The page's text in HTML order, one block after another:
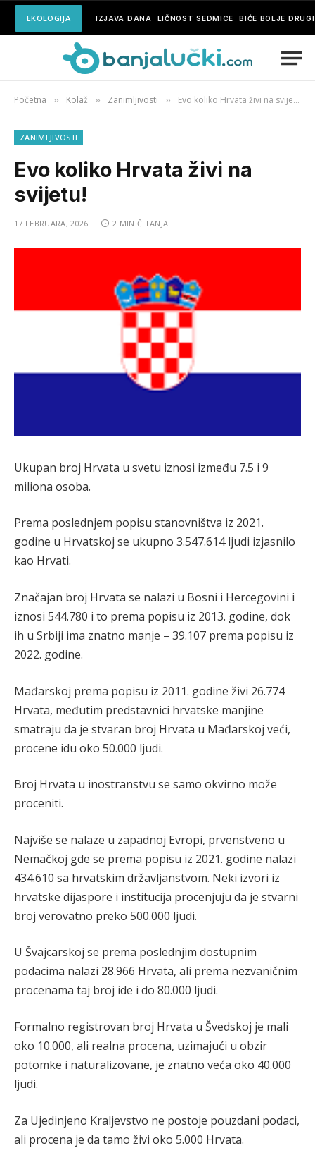
EKOLOGIJA IZJAVA DANA LIČNOST SEDMICE BIĆE BOLJE
Početna » Kolaž » Zanimljivosti » Evo koliko Hrvata živi na svijetu!
ZANIMLJIVOSTI
Evo koliko Hrvata živi na
svijetu!
17 FEBRUARA, 2026 2 MIN ČITANJA
Ukupan broj Hrvata u svetu iznosi između 7.5 i 9
miliona osoba.
Prema poslednjem popisu stanovništva iz 2021.
godine u Hrvatskoj se ukupno 3.547.614 ljudi izjasnilo
kao Hrvati.
Značajan broj Hrvata se nalazi u Bosni i Hercegovini i
iznosi 544.780 i to prema popisu iz 2013. godine, dok
ih u Srbiji ima znatno manje – 39.107 prema popisu iz
2022. godine.
Mađarskoj prema popisu iz 2011. godine živi 26.774
Hrvata, međutim predstavnici hrvatske manjine
smatraju da je stvaran broj Hrvata u Mađarskoj veći,
procene idu oko 50.000 ljudi.
Broj Hrvata u inostranstvu se samo okvirno može
proceniti.
Najviše se nalaze u zapadnoj Evropi, prvenstveno u
Nemačkoj gde se prema popisu iz 2021. godine nalazi
434.610 sa hrvatskim državljanstvom. Neki izvori iz
hrvatske dijaspore i institucija procenjuju da je stvarni
broj verovatno preko 500.000 ljudi.
U Švajcarskoj se prema poslednjim dostupnim
podacima nalazi 28.966 Hrvata, ali prema nezvaničnim
procenama taj broj ide i do 80.000 ljudi.
Formalno registrovan broj Hrvata u Švedskoj je mali
oko 10.000, ali realna procena, uzimajući u obzir
potomke i naturalizovane, je znatno veća oko 40.000
ljudi.
Za Ujedinjeno Kraljevstvo ne postoje pouzdani podaci,
ali procena je da tamo živi oko 5.000 Hrvata.